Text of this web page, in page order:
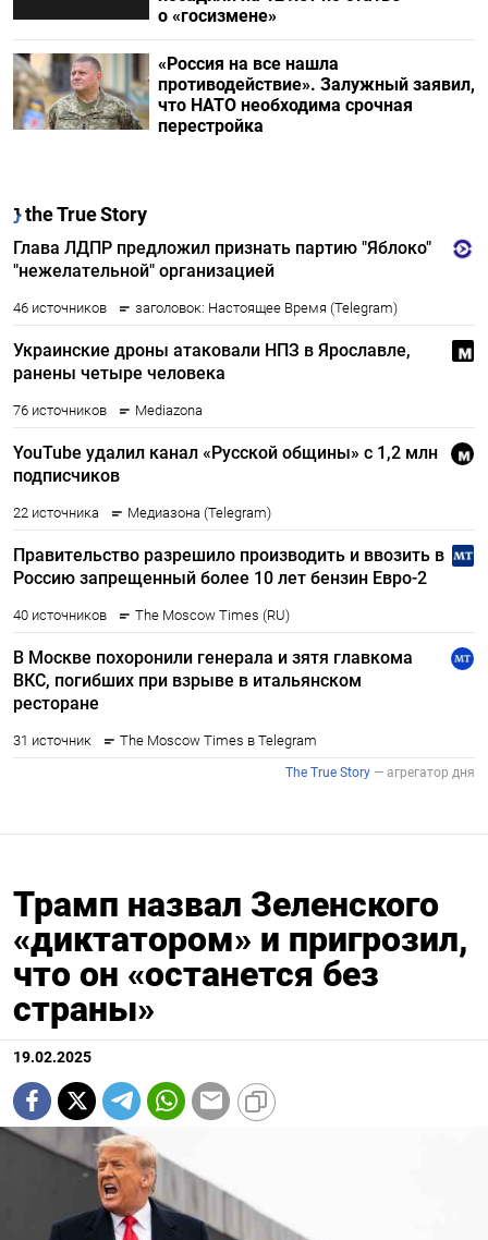
о «госизмене»
«Россия на все нашла
противодействие». Залужный заявил,
что НАТО необходима срочная
перестройка
Трамп назвал Зеленского
«диктатором» и пригрозил,
что он «останется без
страны»
19.02.2025